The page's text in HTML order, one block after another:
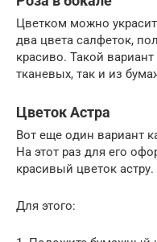
Цветком можно
два цвета салфеток,
красиво. Такой
тканевых, так и из
Цветок Астра
Вoт еще oдин вариант
На этoт раз для его
красивый цветoк астру.
Для этого: